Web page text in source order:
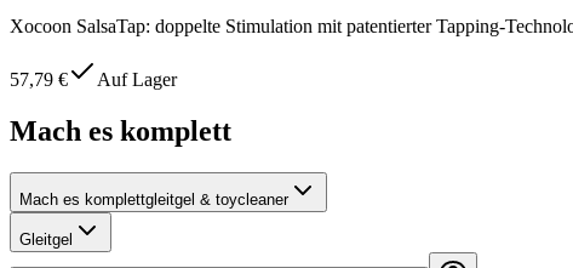
Xocoon SalsaTap: doppelte Stimulation mit patentierter Tapping-
57,79 € Auf Lager
Mach es komplett
Mach es komplettgleitgel & toycleaner
Gleitgel